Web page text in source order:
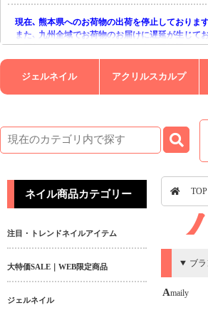
現在､ 熊本県へのお荷物の出荷を停止しておりま
また､ 九州全域でお荷物のお届けに遅延が生じて
ご不便をおかけいたしますが､ 何卒ご理解賜りま
ジェルネイル アクリルスカルプ
ネイル商品カテゴリー
注目・トレンドネイルアイテム
大特価SALE｜WEB限定商品
ジェルネイル
TOP
ブ
Amaily